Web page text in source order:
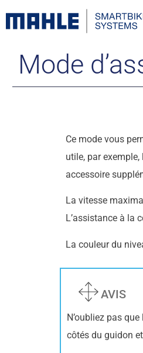
Mode
Ce mode vous
utile, par
accessoire
La vitesse
L’assistance à la
La couleur du
AVIS
N’oubliez pas
côtés du guidon